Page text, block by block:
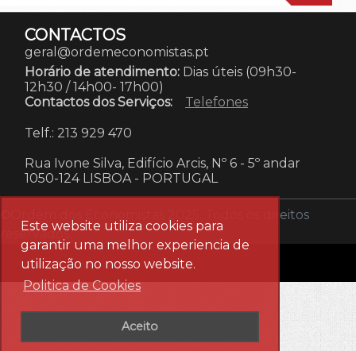
Este website utiliza cookies para
garantir uma melhor experiencia de
utilização no nosso website.
Politica de Cookies
Aceito
CONTACTOS
geral@ordemeconomistas.pt
Horário de atendimento: Dias úteis (09h30-
12h30 / 14h00- 17h00)
Contactos dos Serviços:
Telefones
Telf.: 213 929 470
Rua Ivone Silva, Edifício Arcis, Nº 6 - 5º andar
1050-124 LISBOA - PORTUGAL
©Ordem dos Economistas 2025. Todos os direitos
reservados.